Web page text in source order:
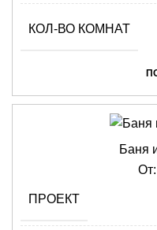
КОЛ-ВО КОМНАТ
Баня
От:
ПРОЕКТ